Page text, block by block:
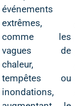
événements
extrêmes,
comme les
vagues de
chaleur,
tempêtes ou
inondations,